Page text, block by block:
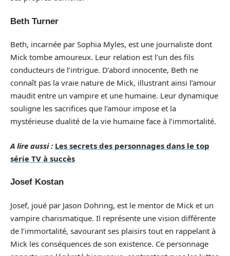
Beth Turner
Beth, incarnée par Sophia Myles, est une journaliste dont
Mick tombe amoureux. Leur relation est l’un des fils
conducteurs de l’intrigue. D’abord innocente, Beth ne
connaît pas la vraie nature de Mick, illustrant ainsi l’amour
maudit entre un vampire et une humaine. Leur dynamique
souligne les sacrifices que l’amour impose et la
mystérieuse dualité de la vie humaine face à l’immortalité.
A lire aussi : Les secrets des personnages dans le top
série TV à succès
Josef Kostan
Josef, joué par Jason Dohring, est le mentor de Mick et un
vampire charismatique. Il représente une vision différente
de l’immortalité, savourant ses plaisirs tout en rappelant à
Mick les conséquences de son existence. Ce personnage